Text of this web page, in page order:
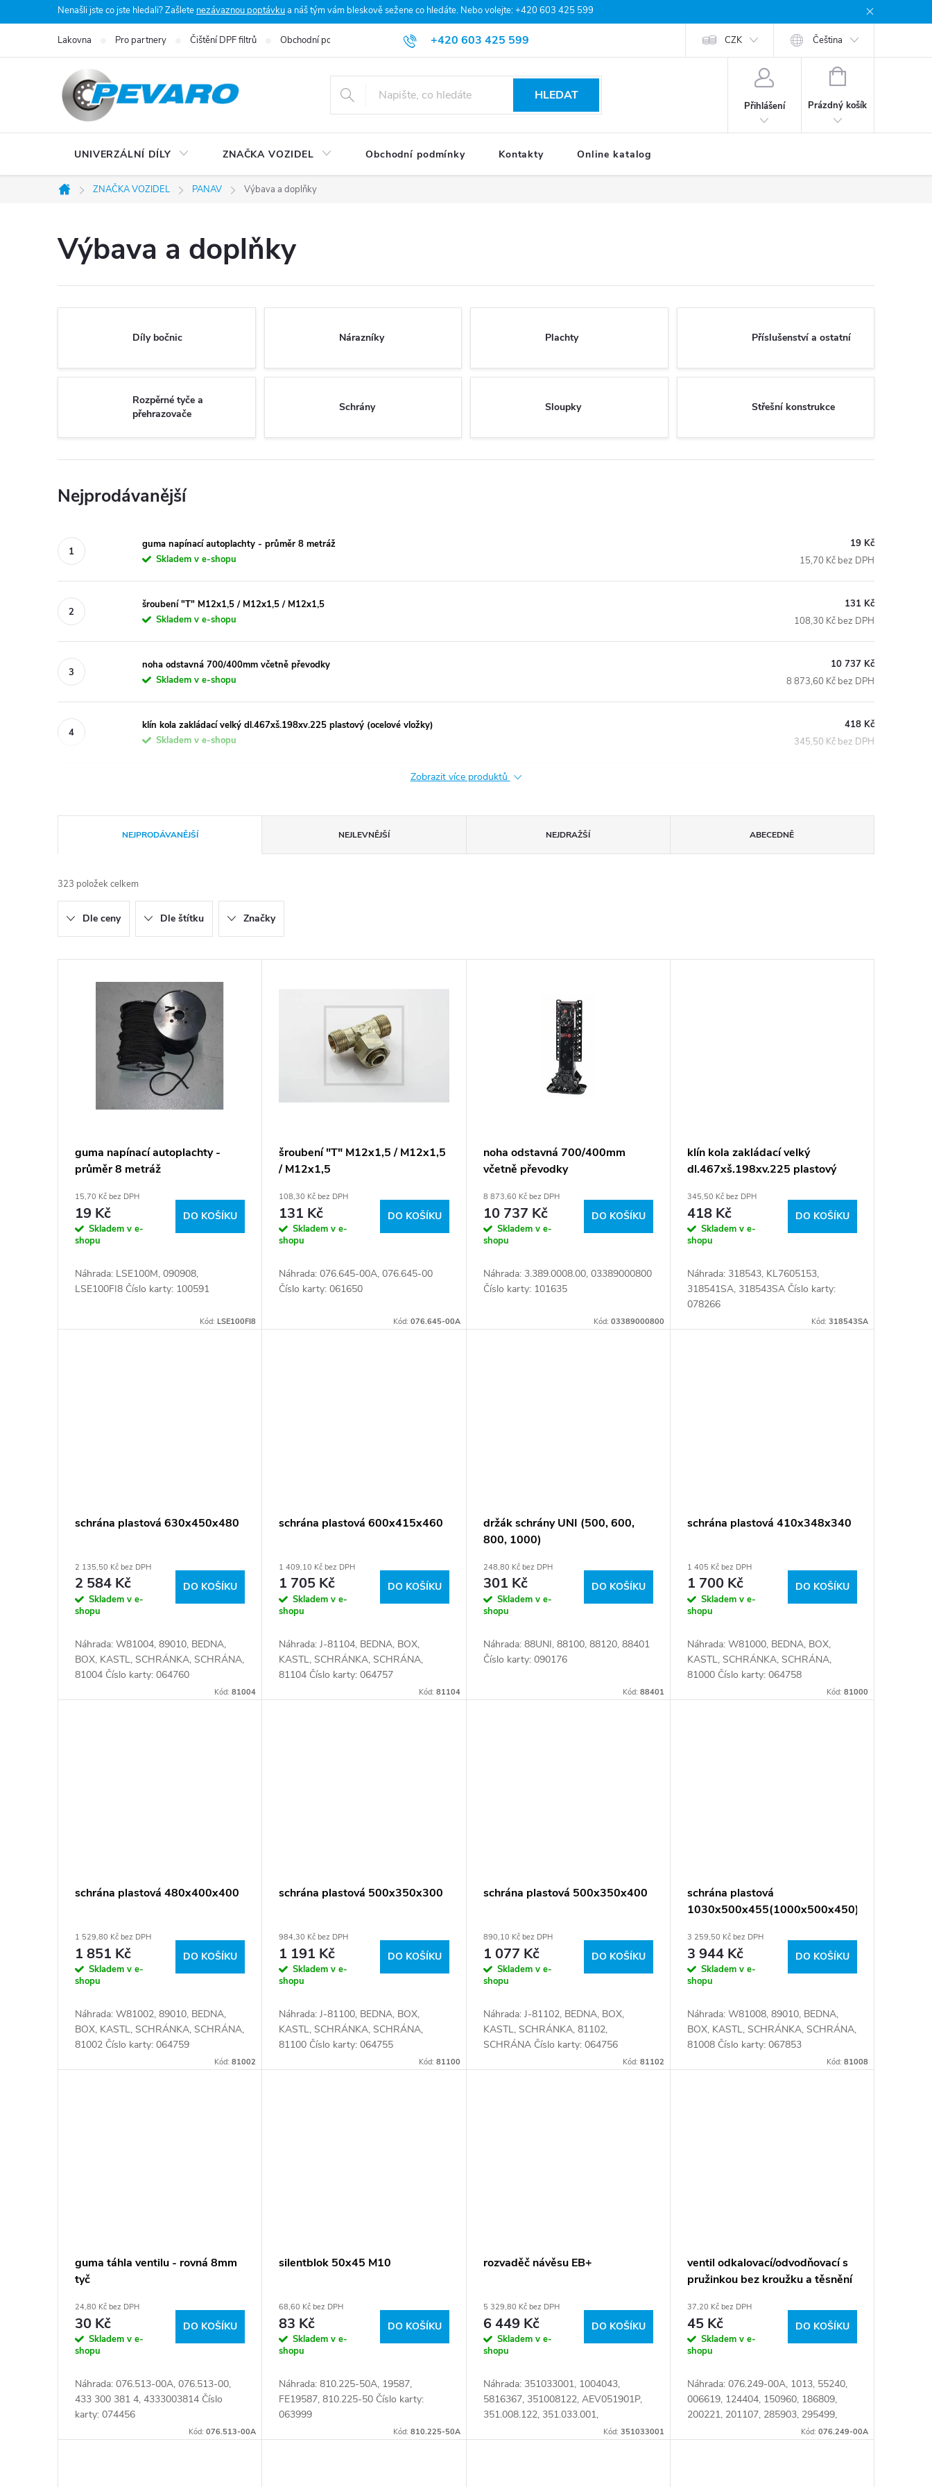
na
Nenašli jste co jste hledali? Zašlete nezávaznou poptávkua náš tým vám bleskově sežene co hledáte. Nebo volejte: +420 603 425 599
+420 603 425 599
Lakovna Pro partnery Čištění DPF filtrů Obchodní podmínky Podmínky ochrany osobních údajů CZK Čeština
HLEDAT
Přihlášení
NÁKUPNÍ
Prázdný košík
UNIVERZÁLNÍ DÍLY ZNAČKA VOZIDEL Obchodní podmínky Kontakty Online katalog
Domů
ZNAČKA VOZIDEL PANAV Výbava a doplňky
Výbava a doplňky
Díly bočnic Nárazníky Plachty Příslušenství a ostatní
Rozpěrné tyče a
přehrazovače
Schrány Sloupky Střešní konstrukce
Nejprodávanější
guma napínací autoplachty - průměr 8 metráž
Skladem v e-shopu
19 Kč
15,70 Kč bez DPH
šroubení "T" M12x1,5 / M12x1,5 / M12x1,5
Skladem v e-shopu
131 Kč
108,30 Kč bez DPH
noha odstavná 700/400mm včetně převodky
Skladem v e-shopu
10 737 Kč
8 873,60 Kč bez DPH
klín kola zakládací velký dl.467xš.198xv.225 plastový (ocelové vložky)
Skladem v e-shopu
418 Kč
345,50 Kč bez DPH
Zobrazit více produktů
a
z
e
n
NEJPRODÁVANĚJŠÍ NEJLEVNĚJŠÍ NEJDRAŽŠÍ ABECEDNĚ
323 položek celkem
Dle ceny Dle štítku Značky
k
guma napínací autoplachty -
průměr 8 metráž
15,70 Kč bez DPH
19 Kč
Skladem v e-
shopu
DO KOŠÍKU
Náhrada: LSE100M, 090908,
LSE100FI8 Číslo karty: 100591
Kód:LSE100FI8
šroubení "T" M12x1,5 / M12x1,5
/ M12x1,5
108,30 Kč bez DPH
131 Kč
Skladem v e-
shopu
DO KOŠÍKU
Náhrada: 076.645-00A, 076.645-00
Číslo karty: 061650
Kód: 076.645-00A
noha odstavná 700/400mm
včetně převodky
8 873,60 Kč bez DPH
10 737 Kč
Skladem v e-
shopu
DO KOŠÍKU
Náhrada: 3.389.0008.00, 03389000800
Číslo karty: 101635
Kód: 03389000800
klín kola zakládací velký
dl.467xš.198xv.225 plastový
345,50 Kč bez DPH
418 Kč
Skladem v e-
shopu
DO KOŠÍKU
Náhrada: 318543, KL7605153,
318541SA, 318543SA Číslo karty:
078266
Kód: 318543SA
schrána plastová 630x450x480
2 135,50 Kč bez DPH
2 584 Kč
Skladem v e-
shopu
DO KOŠÍKU
Náhrada: W81004, 89010, BEDNA,
BOX, KASTL, SCHRÁNKA, SCHRÁNA,
81004 Číslo karty: 064760
Kód:81004
schrána plastová 600x415x460
1 409,10 Kč bez DPH
1 705 Kč
Skladem v e-
shopu
DO KOŠÍKU
Náhrada: J-81104, BEDNA, BOX,
KASTL, SCHRÁNKA, SCHRÁNA,
81104 Číslo karty: 064757
Kód: 81104
držák schrány UNI (500, 600,
800, 1000)
248,80 Kč bez DPH
301 Kč
Skladem v e-
shopu
DO KOŠÍKU
Náhrada: 88UNI, 88100, 88120, 88401
Číslo karty: 090176
Kód: 88401
schrána plastová 410x348x340
1 405 Kč bez DPH
1 700 Kč
Skladem v e-
shopu
DO KOŠÍKU
Náhrada: W81000, BEDNA, BOX,
KASTL, SCHRÁNKA, SCHRÁNA,
81000 Číslo karty: 064758
Kód: 81000
schrána plastová 480x400x400
1 529,80 Kč bez DPH
1 851 Kč
Skladem v e-
shopu
DO KOŠÍKU
Náhrada: W81002, 89010, BEDNA,
BOX, KASTL, SCHRÁNKA, SCHRÁNA,
81002 Číslo karty: 064759
Kód:81002
schrána plastová 500x350x300
984,30 Kč bez DPH
1 191 Kč
Skladem v e-
shopu
DO KOŠÍKU
Náhrada: J-81100, BEDNA, BOX,
KASTL, SCHRÁNKA, SCHRÁNA,
81100 Číslo karty: 064755
Kód: 81100
schrána plastová 500x350x400
890,10 Kč bez DPH
1 077 Kč
Skladem v e-
shopu
DO KOŠÍKU
Náhrada: J-81102, BEDNA, BOX,
KASTL, SCHRÁNKA, 81102,
SCHRÁNA Číslo karty: 064756
Kód: 81102
schrána plastová
1030x500x455(1000x500x450)
3 259,50 Kč bez DPH
3 944 Kč
Skladem v e-
shopu
DO KOŠÍKU
Náhrada: W81008, 89010, BEDNA,
BOX, KASTL, SCHRÁNKA, SCHRÁNA,
81008 Číslo karty: 067853
Kód: 81008
guma táhla ventilu - rovná 8mm
tyč
24,80 Kč bez DPH
30 Kč
Skladem v e-
shopu
DO KOŠÍKU
Náhrada: 076.513-00A, 076.513-00,
433 300 381 4, 4333003814 Číslo
karty: 074456
Kód:076.513-00A
silentblok 50x45 M10
68,60 Kč bez DPH
83 Kč
Skladem v e-
shopu
DO KOŠÍKU
Náhrada: 810.225-50A, 19587,
FE19587, 810.225-50 Číslo karty:
063999
Kód: 810.225-50A
rozvaděč návěsu EB+
5 329,80 Kč bez DPH
6 449 Kč
Skladem v e-
shopu
DO KOŠÍKU
Náhrada: 351033001, 1004043,
5816367, 351008122, AEV051901P,
351.008.122, 351.033.001,
5021172644 Číslo karty: 011893
Kód: 351033001
ventil odkalovací/odvodňovací s
pružinkou bez kroužku a těsnění
37,20 Kč bez DPH
45 Kč
Skladem v e-
shopu
DO KOŠÍKU
Náhrada: 076.249-00A, 1013, 55240,
006619, 124404, 150960, 186809,
200221, 201107, 285903, 295499,
295500, 303501, 307687, 341425,
Kód: 076.249-00A